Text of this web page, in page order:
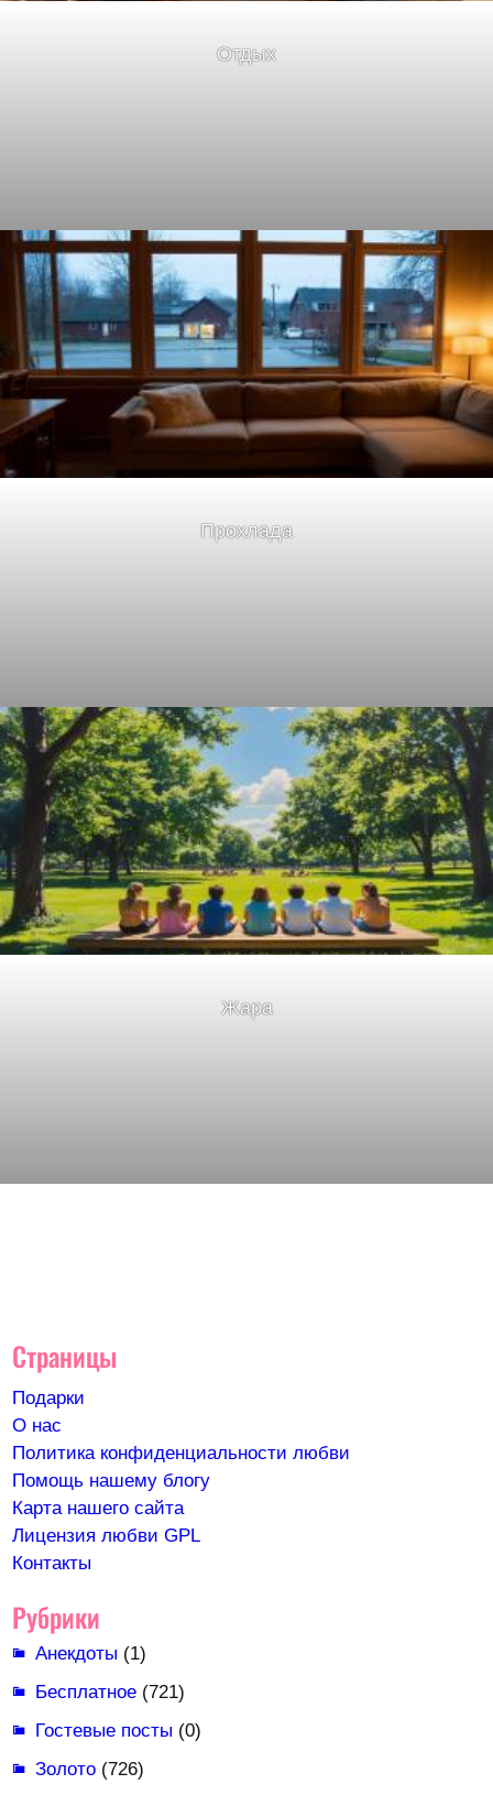
Отдых
Прохлада
Жара
Страницы
Подарки
О нас
Политика конфиденциальности любви
Помощь нашему блогу
Карта нашего сайта
Лицензия любви GPL
Контакты
Рубрики
Анекдоты (1)
Бесплатное(721)
Гостевые посты (0)
Золото(726)